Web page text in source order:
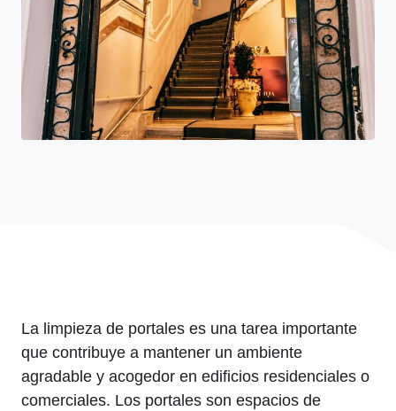
La limpieza de portales es una tarea importante
que contribuye a mantener un ambiente
agradable y acogedor en edificios residenciales o
comerciales. Los portales son espacios de